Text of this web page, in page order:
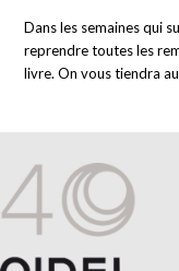
Dans les semaines qui
reprendre toutes les
livre. On vous tiendra